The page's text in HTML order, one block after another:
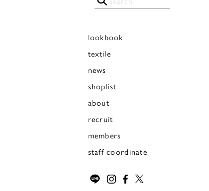
lookbook
textile
news
shoplist
about
recruit
members
staff coordinate